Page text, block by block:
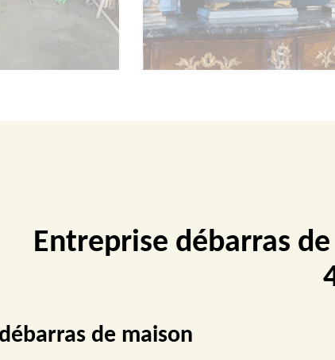
Entreprise débarras
de maison